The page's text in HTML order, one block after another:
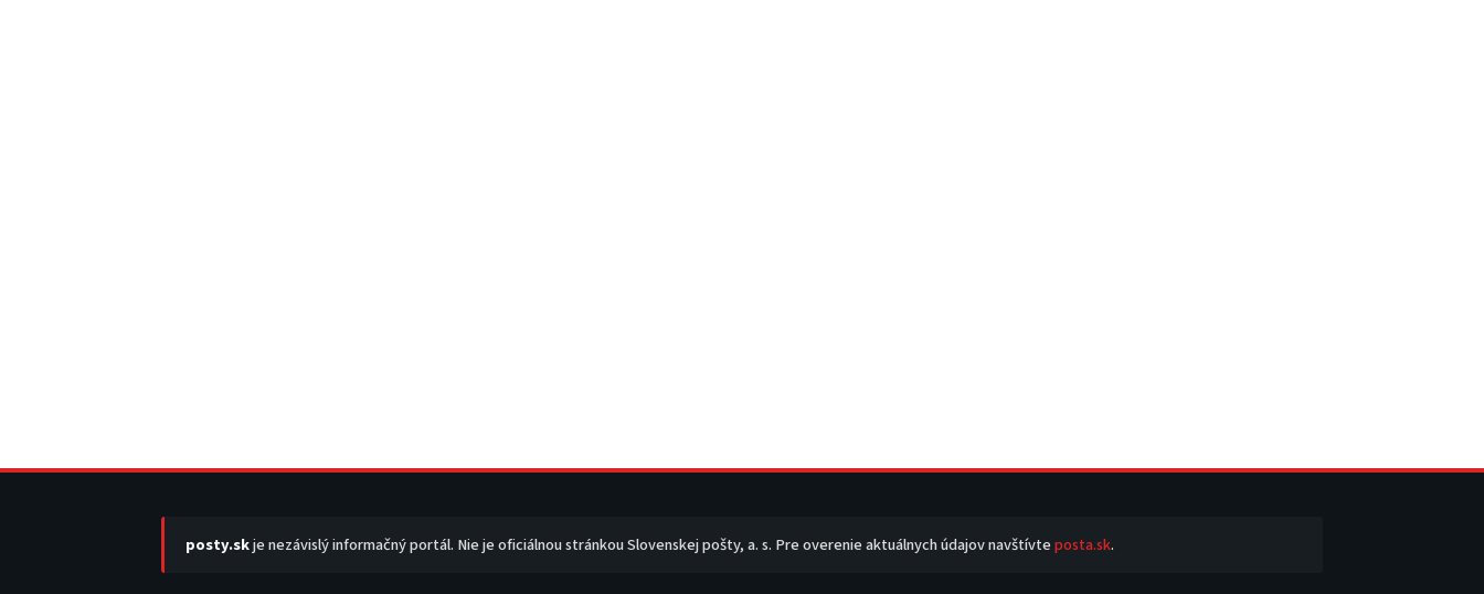
posty.skje nezávislý informačný portál. Nie je oficiálnou stránkou Slovenskej pošty, a. s. Pre overenie aktuálnych údajov navštívteposta.sk.